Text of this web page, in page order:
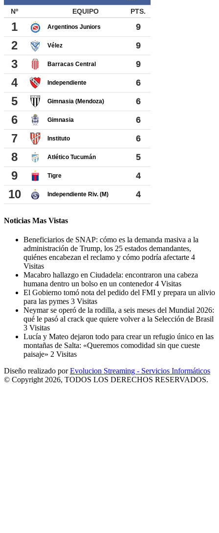
Noticias Mas Vistas
Beneficiarios de SNAP: cómo es la demanda masiva a la
administración de Trump, los 25 estados demandantes,
quiénes encabezan el reclamo y cómo podría afectarte 4
Visitas
Macabro hallazgo en Ciudadela: encontraron una cabeza
humana dentro un bolso en un contenedor4 Visitas
El Gobierno tomó nota del pedido del FMI y prepara un alivio
para las pymes 3 Visitas
Neymar se operó de la rodilla, a seis meses del Mundial 2026:
qué le pasó al crack que quiere volver a la Selección de Brasil
3 Visitas
Lucía y Mateo dejaron todo para crear un refugio único en las
montañas de Salta: «Queremos comodidad sin que cueste
paisaje» 2 Visitas
Diseño realizado porEvolucion Streaming - Servicios Informáticos
© Copyright 2026, TODOS LOS DERECHOS RESERVADOS.